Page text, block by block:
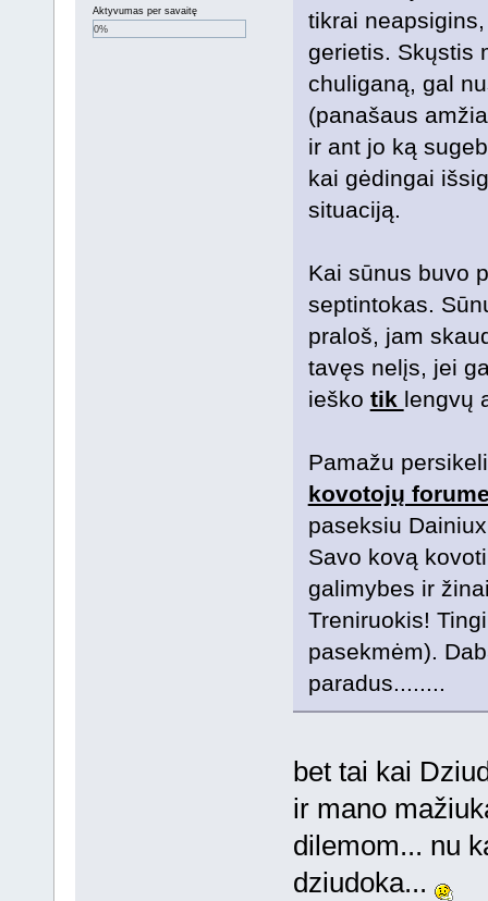
Aktyvumas per savaitę
0%
tikrai
gerietis. Skųstis
chuliganą, gal
(panašaus
ir ant jo ką
kai gėdingai
situaciją.
Kai sūnus buvo
septintokas.
praloš, jam
tavęs nelįs, jei
ieško tik lengvų
Pamažu
kovotojų
paseksiu
Savo kovą
galimybes ir
Treniruokis!
pasekmėm).
paradus........
bet tai kai
ir mano
dilemom... nu
dziudoka...